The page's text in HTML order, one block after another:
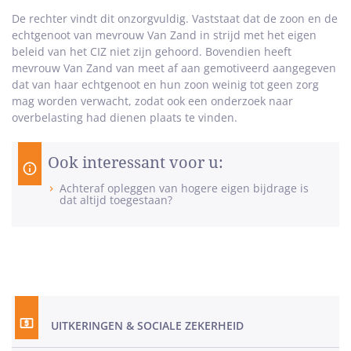
De rechter vindt dit onzorgvuldig. Vaststaat dat de zoon en de
echtgenoot van mevrouw Van Zand in strijd met het eigen
beleid van het CIZ niet zijn gehoord. Bovendien heeft
mevrouw Van Zand van meet af aan gemotiveerd aangegeven
dat van haar echtgenoot en hun zoon weinig tot geen zorg
mag worden verwacht, zodat ook een onderzoek naar
overbelasting had dienen plaats te vinden.
Ook interessant voor u:
Achteraf opleggen van hogere eigen bijdrage is
dat altijd toegestaan?
UITKERINGEN & SOCIALE ZEKERHEID